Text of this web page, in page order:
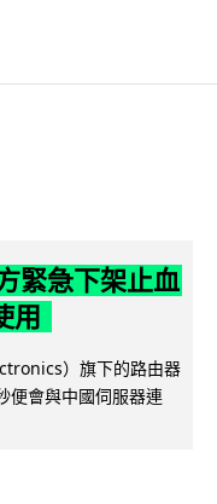
緊急下架止血
用
）旗下的路由器
便會與中國伺服器連